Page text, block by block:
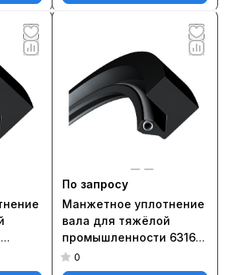
По запросу
Манжетное уплотнение
вала для тяжёлой
промышленности 6316-
6515-61 HS8 R
0